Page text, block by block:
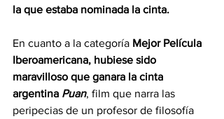
la que estaba nominada la cinta.
En cuanto a la categoría Mejor Película
Iberoamericana, hubiese sido
maravilloso que ganara la cinta
argentina Puan, film que narra las
peripecias de un profesor de filosofía